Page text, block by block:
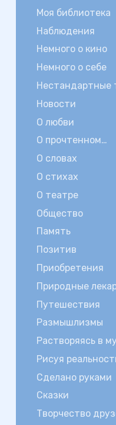
Моя библиотека
Наблюдения
Немного о кино
Немного о себе
Нестандартные
Новости
О любви
О прочтенном…
О словах
О стихах
О театре
Общество
Память
Позитив
Приобретения
Природные
Путешествия
Размышлизмы
Растворяясь в
Рисуя
Сделано руками
Сказки
Творчество